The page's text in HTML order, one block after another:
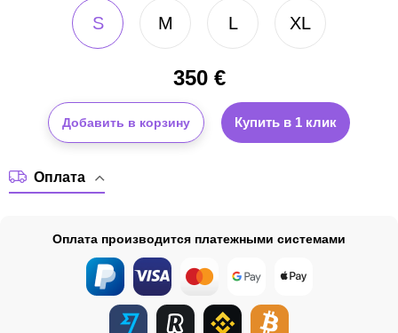
S M L XL
350€
Добавить в корзину Купить в 1 клик
Оплата
Оплата производится платежными системами